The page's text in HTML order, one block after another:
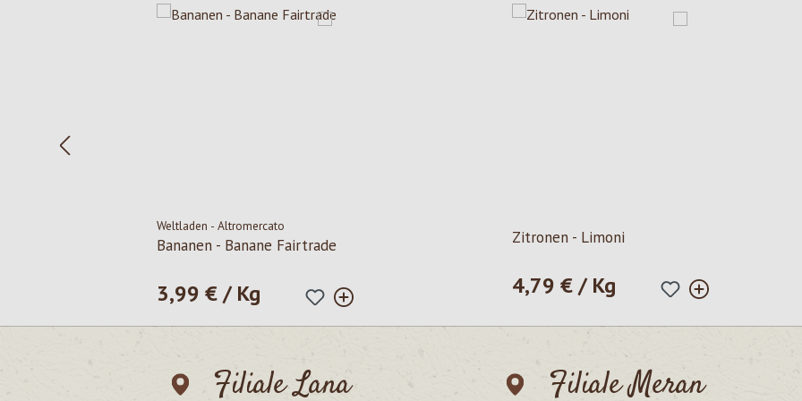
Weltladen - Altromercato
Bananen - Banane Fairtrade
Regulärer Preis:
3,99 € / Kg
Zitronen - Limoni
Regulärer Preis:
4,79 € / Kg
Filiale Lana Filiale Meran